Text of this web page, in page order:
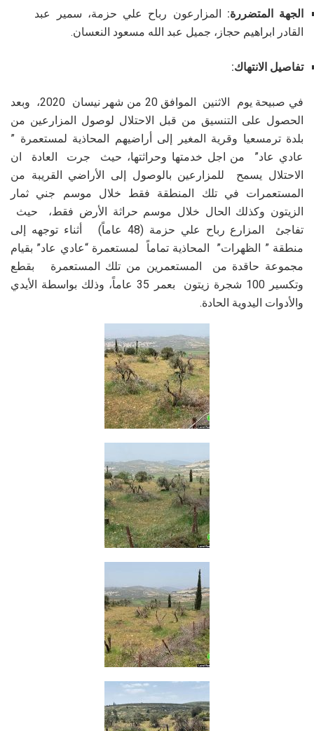
الجهة المتضررة: المزارعون رباح علي حزمة، سمير عبد
القادر ابراهيم حجاز، جميل عبد الله مسعود النعسان.
تفاصيل الانتهاك:
في صبيحة يوم الاثنين الموافق 20 من شهر نيسان 2020، وبعد
الحصول على التنسيق من قبل الاحتلال لوصول المزارعين من
بلدة ترمسعيا وقرية المغير إلى أراضيهم المحاذية لمستعمرة ”
عادي عاد” من اجل خدمتها وحراثتها، حيث جرت العادة ان
الاحتلال يسمح للمزارعين بالوصول إلى الأراضي القريبة من
المستعمرات في تلك المنطقة فقط خلال موسم جني ثمار
الزيتون وكذلك الحال خلال موسم حراثة الأرض فقط، حيث
تفاجئ المزارع رباح علي حزمة (48 عاماً) أثناء توجهه إلى
منطقة ” الظهرات” المحاذية تماماً لمستعمرة “عادي عاد” بقيام
مجموعة حاقدة من المستعمرين من تلك المستعمرة بقطع
وتكسير 100 شجرة زيتون بعمر 35 عاماً، وذلك بواسطة الأيدي
والأدوات اليدوية الحادة.